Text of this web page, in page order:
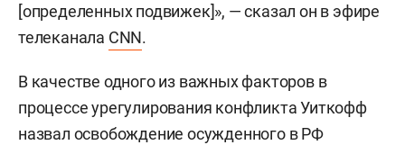
[определенных подвижек]», — сказал он в эфире
телеканала СNN.
В качестве одного из важных факторов в
процессе урегулирования конфликта Уиткофф
назвал освобождение осужденного в РФ